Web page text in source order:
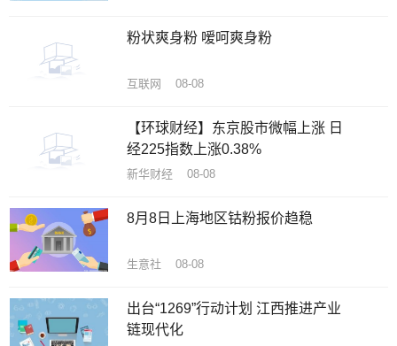
粉状爽身粉 嗳呵爽身粉
互联网 08-08
【环球财经】东京股市微幅上涨 日
经225指数上涨0.38%
新华财经 08-08
8月8日上海地区钴粉报价趋稳
生意社 08-08
出台“1269”行动计划 江西推进产业
链现代化